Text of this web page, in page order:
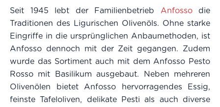
Seit 1945 lebt der Familienbetrieb Anfossodie
Traditionen des Ligurischen Olivenöls. Ohne starke
Eingriffe in die ursprünglichen Anbaumethoden, ist
Anfosso dennoch mit der Zeit gegangen. Zudem
wurde das Sortiment auch mit dem Anfosso Pesto
Rosso mit Basilikum ausgebaut. Neben mehreren
Olivenölen bietet Anfosso hervorragendes Essig,
feinste Tafeloliven, delikate Pesti als auch diverse